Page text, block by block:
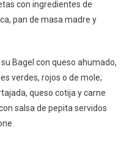
con ingredientes de
pan de masa madre y
Bagel con queso ahumado,
verdes, rojos o de mole;
queso cotija y carne
salsa de pepita servidos